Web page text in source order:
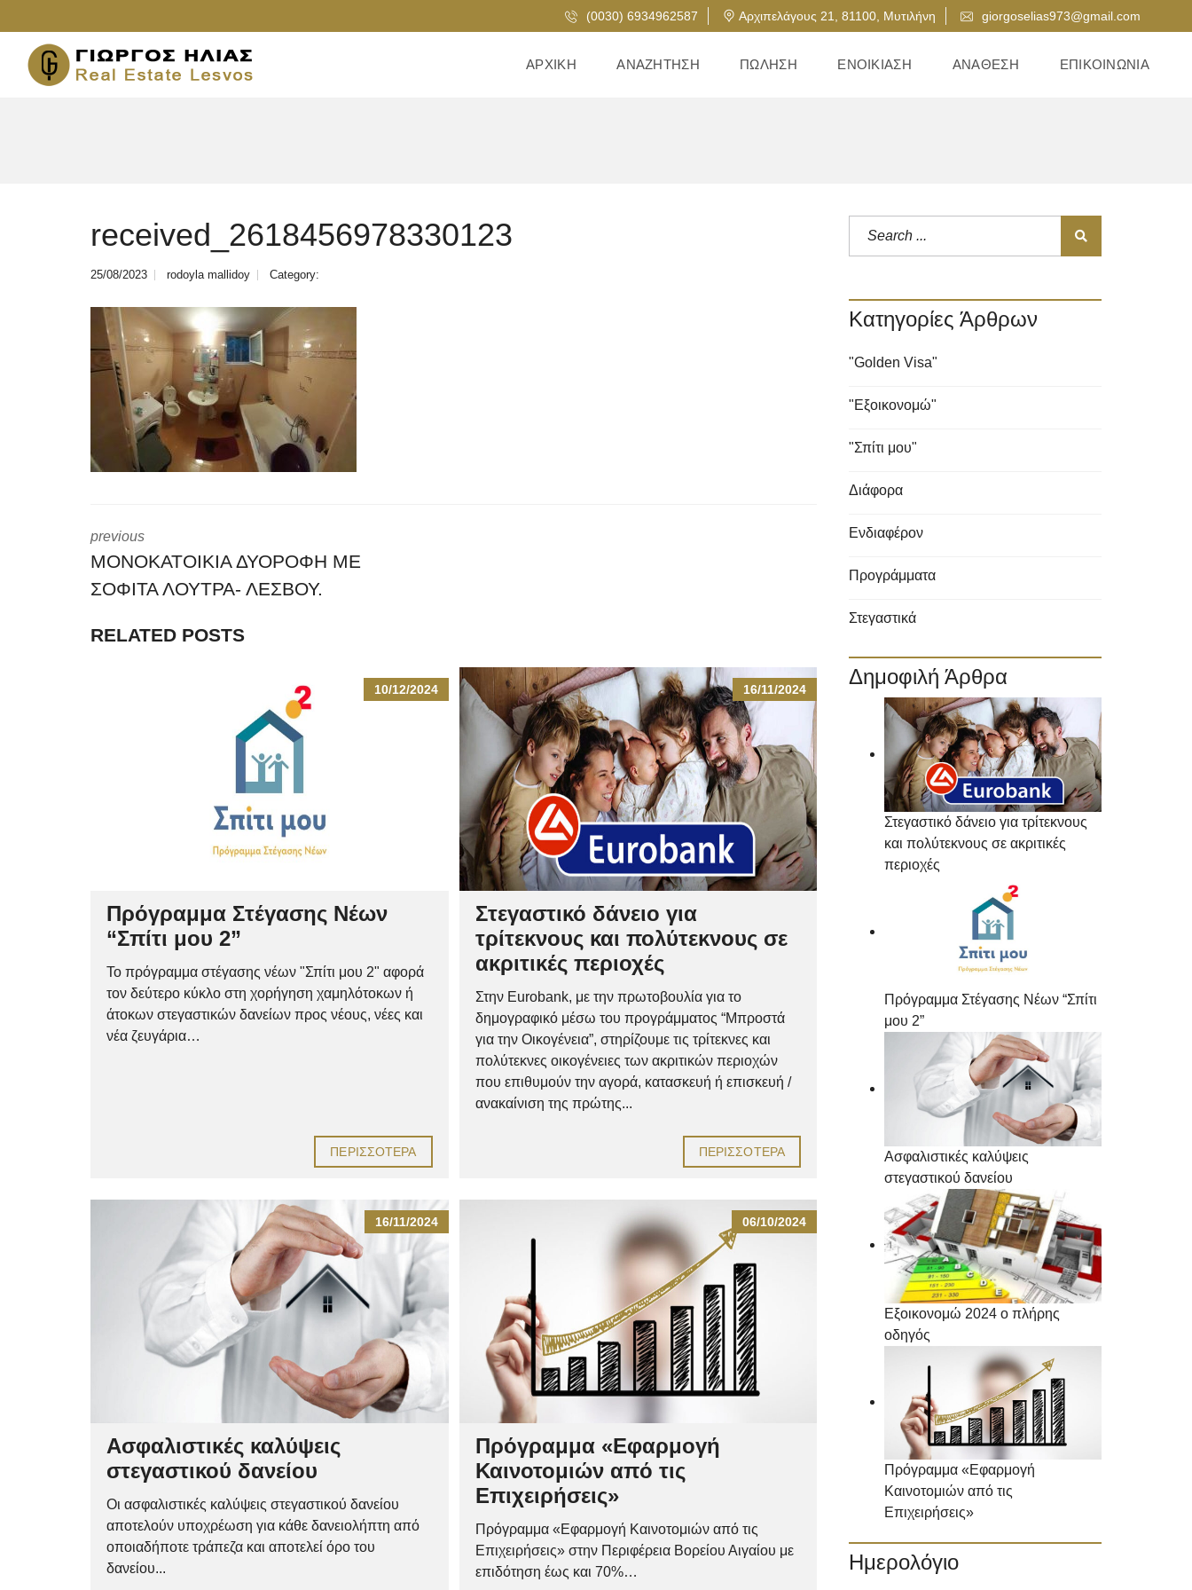
(0030) 6934962587 Αρχιπελάγους 21, 81100, Μυτιλήνη giorgoselias973@gmail.com
ΑΡΧΙΚΉ ΑΝΑΖΉΤΗΣΗ ΠΏΛΗΣΗ ΕΝΟΙΚΊΑΣΗ ΑΝΆΘΕΣΗ ΕΠΙΚΟΙΝΩΝΊΑ
received_2618456978330123
25/08/2023 rodoyla mallidoy Category:
previous
ΜΟΝΟΚΑΤΟΙΚΙΑ ΔΥΟΡΟΦΗ ΜΕ
ΣΟΦΙΤΑ ΛΟΥΤΡΑ- ΛΕΣΒΟΥ.
RELATED POSTS
10/12/2024
Πρόγραμμα Στέγασης Νέων
“Σπίτι μου 2”
Το πρόγραμμα στέγασης νέων "Σπίτι μου 2" αφορά
τον δεύτερο κύκλο στη χορήγηση χαμηλότοκων ή
άτοκων στεγαστικών δανείων προς νέους, νέες και
νέα ζευγάρια…
ΠΕΡΙΣΣΌΤΕΡΑ
16/11/2024
Στεγαστικό δάνειο για
τρίτεκνους και πολύτεκνους σε
ακριτικές περιοχές
Στην Eurobank, με την πρωτοβουλία για το
δημογραφικό μέσω του προγράμματος “Μπροστά
για την Οικογένεια”, στηρίζουμε τις τρίτεκνες και
πολύτεκνες οικογένειες των ακριτικών περιοχών
που επιθυμούν την αγορά, κατασκευή ή επισκευή /
ανακαίνιση της πρώτης...
ΠΕΡΙΣΣΌΤΕΡΑ
16/11/2024
Ασφαλιστικές καλύψεις
στεγαστικού δανείου
Οι ασφαλιστικές καλύψεις στεγαστικού δανείου
αποτελούν υποχρέωση για κάθε δανειολήπτη από
οποιαδήποτε τράπεζα και αποτελεί όρο του
δανείου...
06/10/2024
Πρόγραμμα «Εφαρμογή
Καινοτομιών από τις
Επιχειρήσεις»
Πρόγραμμα «Εφαρμογή Καινοτομιών από τις
Επιχειρήσεις» στην Περιφέρεια Βορείου Αιγαίου με
επιδότηση έως και 70%…
Κατηγορίες Άρθρων
"Golden Visa"
"Εξοικονομώ"
"Σπίτι μου"
Διάφορα
Ενδιαφέρον
Προγράμματα
Στεγαστικά
Δημοφιλή Άρθρα
Στεγαστικό δάνειο για τρίτεκνους
και πολύτεκνους σε ακριτικές
περιοχές
Πρόγραμμα Στέγασης Νέων “Σπίτι
μου 2”
Ασφαλιστικές καλύψεις
στεγαστικού δανείου
Εξοικονομώ 2024 ο πλήρης
οδηγός
Πρόγραμμα «Εφαρμογή
Καινοτομιών από τις
Επιχειρήσεις»
Ημερολόγιο